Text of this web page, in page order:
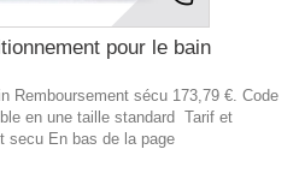
pour le bain
Remboursement sécu 173,79 €. Code
en une taille standard Tarif et
secu En bas de la page